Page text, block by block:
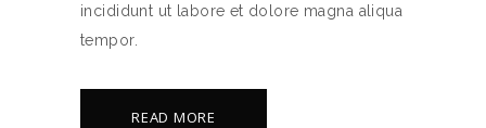
incididunt ut labore et dolore magna aliqua
tempor.
READ MORE